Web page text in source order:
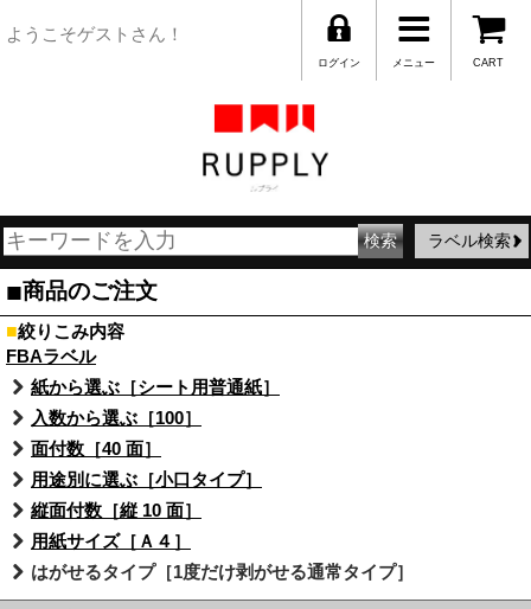
ようこそゲストさん！
CART
メニュー
ログイン
ラベル検索
■商品のご注文
■絞りこみ内容
FBAラベル
紙から選ぶ［シート用普通紙］
入数から選ぶ［100］
面付数［40 面］
用途別に選ぶ［小口タイプ］
縦面付数［縦 10 面］
用紙サイズ［Ａ４］
はがせるタイプ［1度だけ剥がせる通常タイプ］